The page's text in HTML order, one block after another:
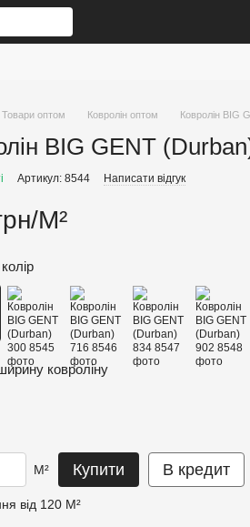
Товари оптом Ковролін оптом Ковролін BIG
BIG GENT
Артикул: 8544 Написати відгук
М²
ковроліну
М² Купити В кредит
від 120 М²